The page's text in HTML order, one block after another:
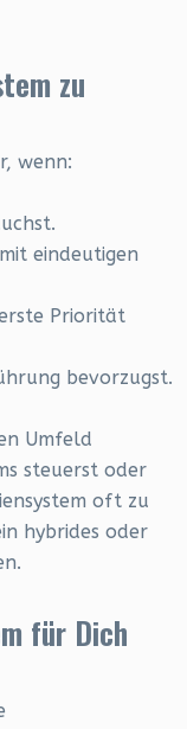
zu
wenn:
eindeutigen
Priorität
bevorzugst.
Umfeld
steuerst oder
oft zu
hybrides oder
für Dich